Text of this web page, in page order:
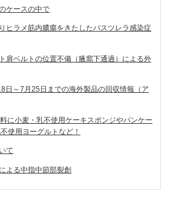
ケースの中で
ヒラメ筋内膿瘍をきたしたパスツレラ感染症
肩ベルトの位置不備（腋窩下通過）による外
日～7月25日までの海外製品の回収情報（ア
に小麦・乳不使用ケーキスポンジやパンケー
使用ヨーグルトなど！
て
よる中指中節部裂創